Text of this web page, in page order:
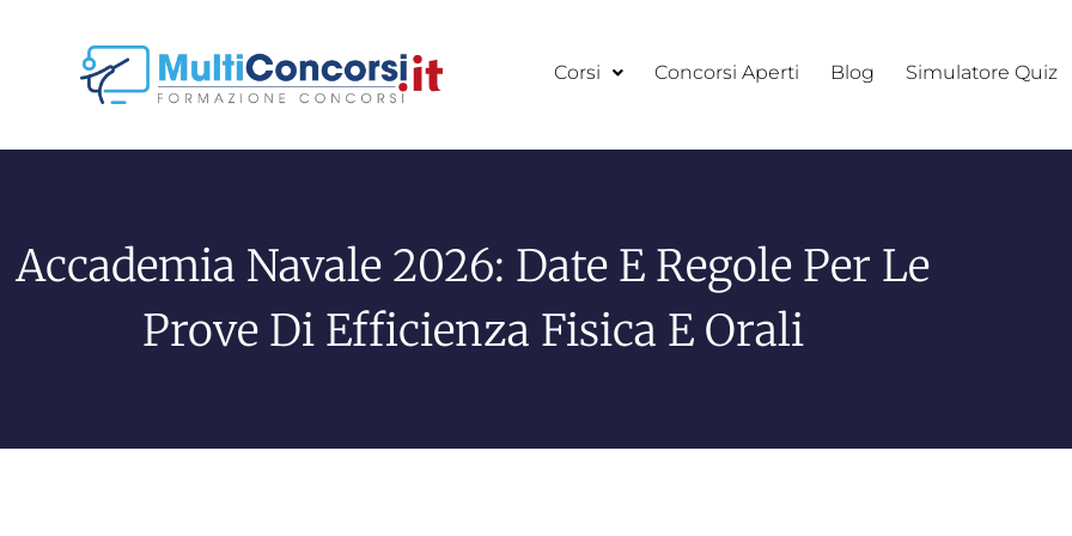
Corsi Concorsi Aperti Blog Simulatore Quiz
Accademia Navale 2026: Date E Regole Per Le
Prove Di Efficienza Fisica E Orali